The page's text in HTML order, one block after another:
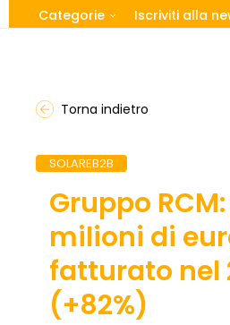
Categorie Iscriviti alla
Torna indietro
SOLAREB2B
Gruppo
milioni di
fatturato nel
(+82%)